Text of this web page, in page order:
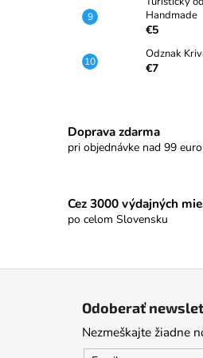
Handmade
€5
Odznak
€7
Doprava zdarma
pri objednávke nad 99 euro
Cez 3000 výdajných
po celom Slovensku
Odoberať
Nezmeškajte žiadne